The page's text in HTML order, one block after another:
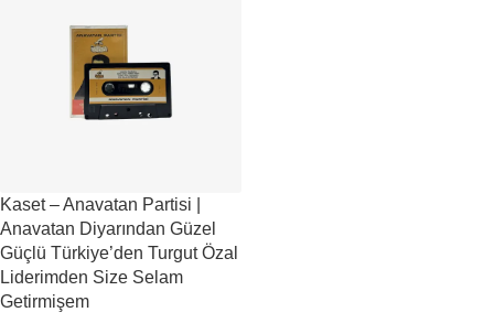
Kaset – Anavatan Partisi |
Anavatan Diyarından Güzel
Güçlü Türkiye’den Turgut Özal
Liderimden Size Selam
Getirmişem